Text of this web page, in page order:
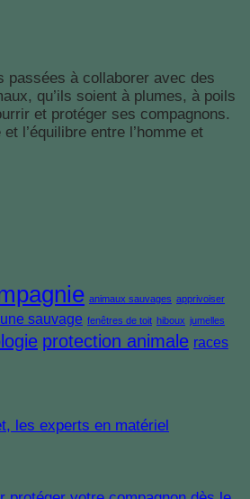
passées à collaborer avec des
qu’ils soient à plumes, à poils
et protéger ses compagnons.
l’équilibre entre l’homme et
animaux sauvages apprivoiser
sauvage fenêtres de toit hiboux jumelles
protection animale races